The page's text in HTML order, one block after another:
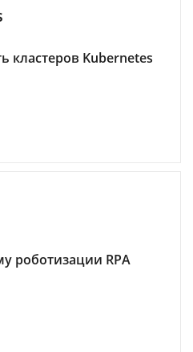
кластеров Kubernetes
роботизации RPA